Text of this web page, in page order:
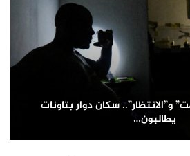
و”الانتظار”.. سكان دوار بتاونات
يطالبون…